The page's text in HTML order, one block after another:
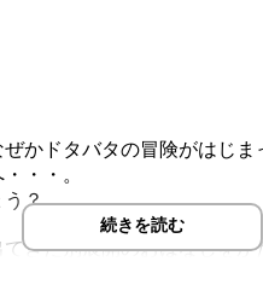
かドタバタの冒険がはじま
・・。
う？
きた別展開のおはなしをか
続きを読む